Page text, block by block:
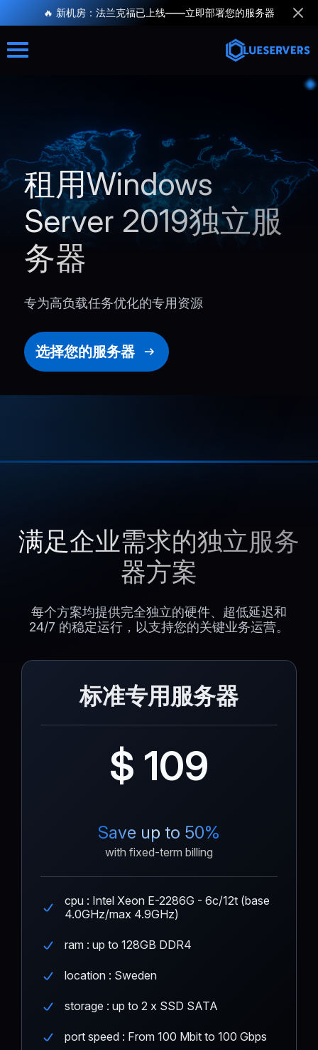
🔥 新机房：法兰克福已上线——立即部署您的服务器
租用Windows
Server 2019独立服
务器
专为高负载任务优化的专用资源
选择您的服务器
满足企业需求的独立服务
器方案
每个方案均提供完全独立的硬件、超低延迟和
24/7 的稳定运行，以支持您的关键业务运营。
标准专用服务器
$ 109
Save up to 50%
with fixed-term billing
cpu : Intel Xeon E-2286G - 6c/12t (base
4.0GHz/max 4.9GHz)
ram : up to 128GB DDR4
location : Sweden
storage : up to 2 x SSD SATA
port speed : From 100 Mbit to 100 Gbps